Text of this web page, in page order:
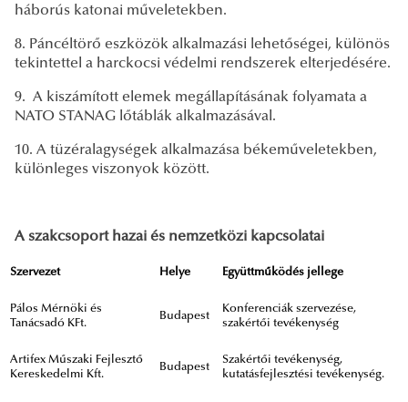
háborús katonai műveletekben.
8. Páncéltörő eszközök alkalmazási lehetőségei, különös
tekintettel a harckocsi védelmi rendszerek elterjedésére.
9. A kiszámított elemek megállapításának folyamata a
NATO STANAG lőtáblák alkalmazásával.
10. A tüzéralagységek alkalmazása békeműveletekben,
különleges viszonyok között.
A szakcsoport hazai és nemzetközi kapcsolatai
Szervezet Helye Együttműködés jellege
Pálos Mérnöki és
Tanácsadó KFt.
Budapest
Konferenciák szervezése,
szakértői tevékenység
Artifex Műszaki Fejlesztő
Kereskedelmi Kft.
Budapest
Szakértői tevékenység,
kutatásfejlesztési tevékenység.